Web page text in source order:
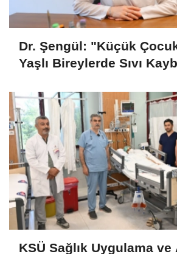
Dr. Şengül: "Küçük
Yaşlı Bireylerde Sıvı
KSÜ Sağlık Uygulama ve